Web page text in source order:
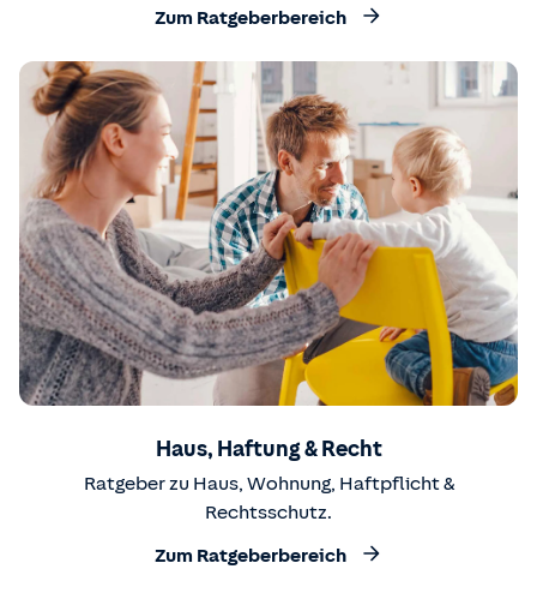
Zum Ratgeberbereich
Haus, Haftung & Recht
Ratgeber zu Haus, Wohnung, Haftpflicht &
Rechtsschutz.
Zum Ratgeberbereich